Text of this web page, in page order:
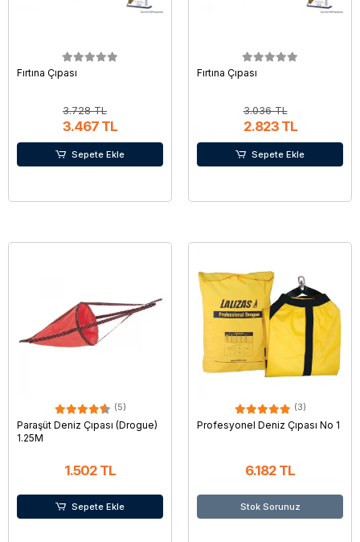
Fırtına Çıpası
3.728 TL
3.467 TL
Sepete Ekle
Fırtına Çıpası
3.036 TL
2.823 TL
Sepete Ekle
(5)
Paraşüt Deniz Çıpası (Drogue)
1.25M
1.502 TL
Sepete Ekle
(3)
Profesyonel Deniz Çıpası No 1
6.182 TL
Stok Sorunuz